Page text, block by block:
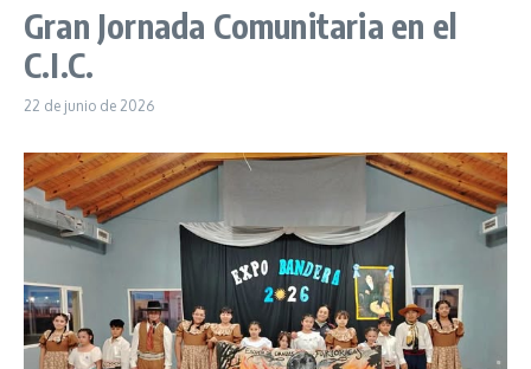
Gran Jornada Comunitaria en el
C.I.C.
22 de junio de 2026